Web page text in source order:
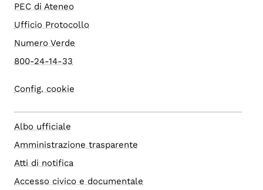
PEC di Ateneo
Ufficio Protocollo
Numero Verde
800-24-14-33
Config. cookie
Albo ufficiale
Amministrazione trasparente
Atti di notifica
Accesso civico e documentale